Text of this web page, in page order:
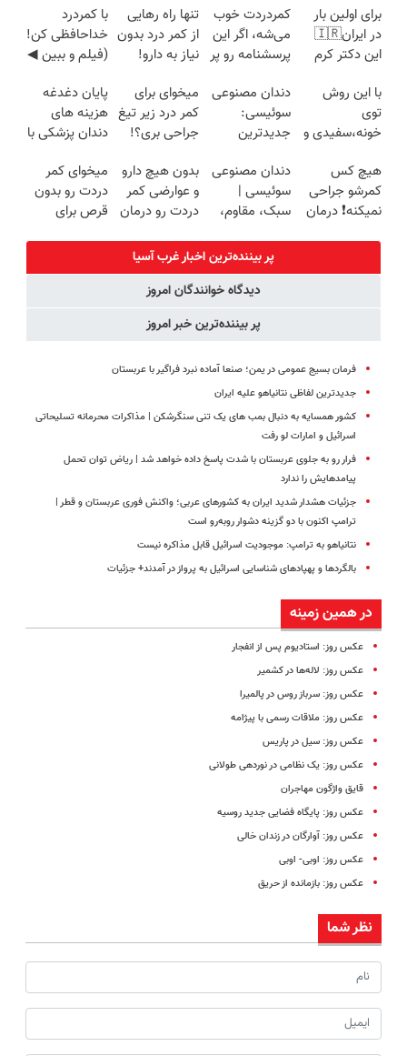
برای اولین بار
در ایران🇮🇷
این دکتر کرم
روزه ساخت!
کمردردت خوب
می‌شه، اگر این
پرسشنامه رو پر
تنها راه رهایی
از کمر درد بدون
نیاز به دارو!
با کمردرد
خداحافظی کن!
(فیلم و ببین ◀
پرکن)
با این روش
توی
خونه،سفیدی و
برگردون
(40%off)
دندان مصنوعی
سوئیسی:
جدیدترین
سبک و مقاوم |
پرداخت قسطی
میخوای برای
کمر درد زیر تیغ
جراحی بری؟!
پر کن◖
پایان دغدغه
هزینه های
دندان پزشکی با
کننده خانگی
هیچ کس
کمرشو جراحی
نمیکنه❗ درمان
قرص
(پرسشنامه)
دندان مصنوعی
سوئیسی |
سبک، مقاوم،
رایگان+پرداخت
اقساطی😍
بدون هیچ دارو
و عوارضی کمر
دردت رو درمان
(پرسش‌نامه)
میخوای کمر
دردت رو بدون
قرص برای
(◂پرسش‌نامه
پر بیننده‌ترین اخبار غرب آسیا
دیدگاه خوانندگان امروز
پر بیننده‌ترین خبر امروز
فرمان بسیج عمومی در یمن؛ صنعا آماده نبرد فراگیر با عربستان
جدیدترین لفاظی نتانیاهو علیه ایران
کشور همسایه به دنبال بمب های یک تنی سنگرشکن | مذاکرات محرمانه تسلیحاتی
اسرائیل و امارات لو رفت
فرار رو به جلوی عربستان با شدت پاسخ داده خواهد شد | ریاض توان تحمل
پیامدهایش را ندارد
جزئیات هشدار شدید ایران به کشورهای عربی؛ واکنش فوری عربستان و قطر |
ترامپ اکنون با دو گزینه دشوار روبه‌رو است
نتانیاهو به ترامپ: موجودیت اسرائیل قابل مذاکره نیست
بالگردها و پهپادهای شناسایی اسرائیل به پرواز در آمدند+ جزئیات
در همین زمینه
عکس روز: استادیوم پس از انفجار
عکس روز: لاله‌ها در کشمیر
عکس روز: سرباز روس در پالمیرا
عکس روز: ملاقات رسمی با پیژامه
عکس روز: سیل در پاریس
عکس روز: یک نظامی در نوردهی طولانی
قایق واژگون مهاجران
عکس روز: پایگاه فضایی جدید روسیه
عکس روز: آوارگان در زندان خالی
عکس روز: اوبی- اوبی
عکس روز: بازمانده از حریق
نظر شما